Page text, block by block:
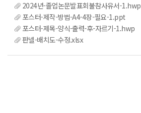
2024년-졸업논문발표회불참사유서-1.hwp
포스터-제작-방법-A4-4장-필요-1.ppt
포스터-제목-양식-출력-후-자르기-1.hwp
판넬-배치도-수정.xlsx